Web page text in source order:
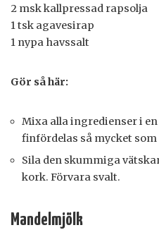
2 msk kallpressad rapsolja
1 tsk agavesirap
1 nypa havssalt
Gör så här:
Mixa alla ingredienser i
finfördelas så mycket
Sila den skummiga
kork. Förvara svalt.
Mandelmjölk